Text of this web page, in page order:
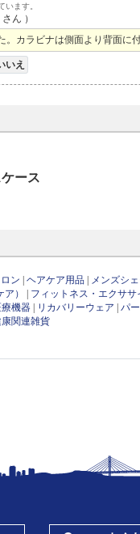
います。
さん ）
カラビナは側面より背面に
いえ
ース
ン |ヘアケア用品 メンズシ
） フィットネス・エクササ
機器 リカバリーウェア |パ
関連雑貨